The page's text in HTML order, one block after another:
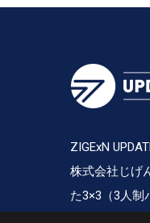
ZIGExN
株式会社じげ
た3×3（3人制